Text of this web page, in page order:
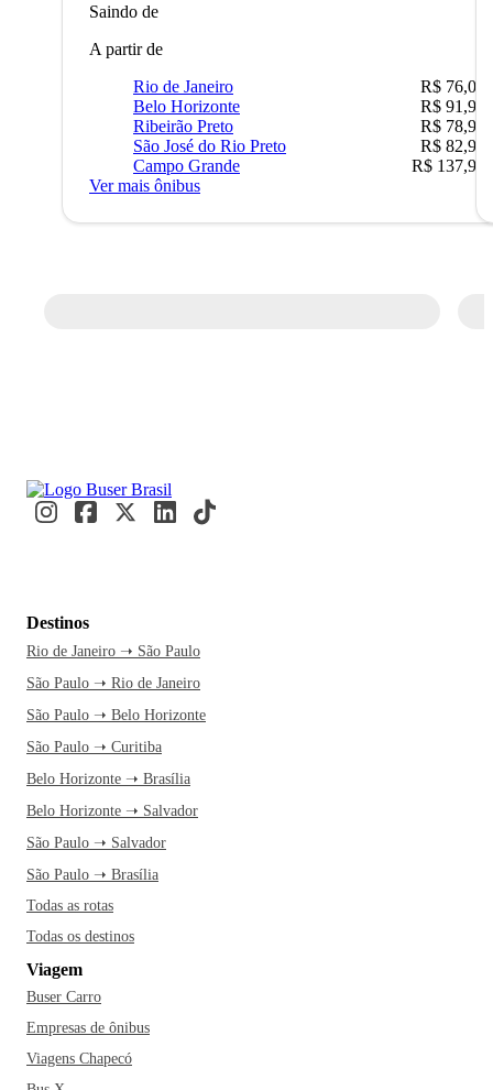
Saindo de
A partir de
Rio de Janeiro
R$ 76,09
Belo Horizonte
R$ 91,90
Ribeirão Preto
R$ 78,90
São José do Rio Preto
R$ 82,90
Campo Grande
R$ 137,90
Ver mais ônibus
Destinos
Rio de Janeiro ➝ São Paulo
São Paulo ➝ Rio de Janeiro
São Paulo ➝ Belo Horizonte
São Paulo ➝ Curitiba
Belo Horizonte ➝ Brasília
Belo Horizonte ➝ Salvador
São Paulo ➝ Salvador
São Paulo ➝ Brasília
Todas as rotas
Todas os destinos
Viagem
Buser Carro
Empresas de ônibus
Viagens Chapecó